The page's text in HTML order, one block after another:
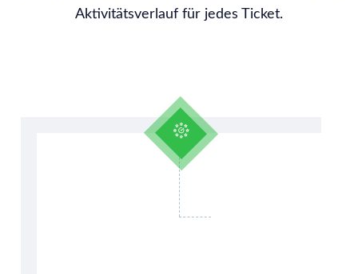
Aktivitätsverlauf für jedes Ticket.